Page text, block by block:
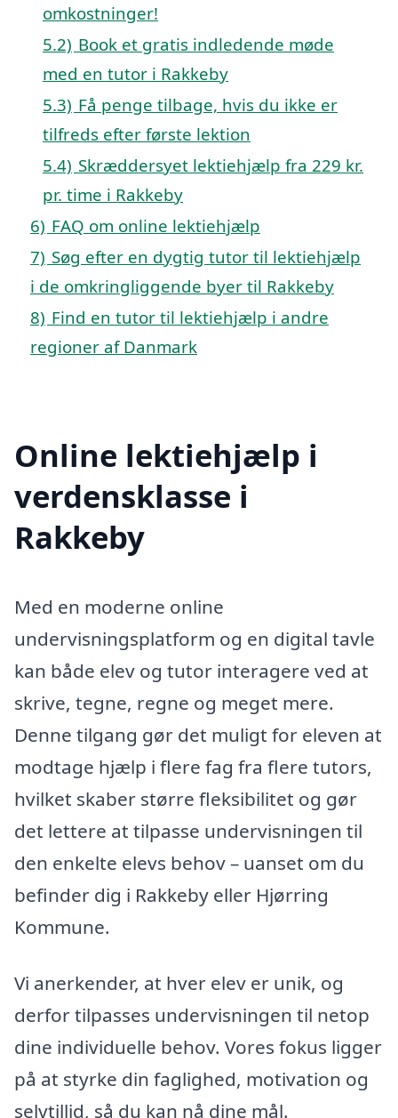
omkostninger!
5.2) Book et gratis indledende møde
med en tutor i Rakkeby
5.3) Få penge tilbage, hvis du ikke er
tilfreds efter første lektion
5.4) Skræddersyet lektiehjælp fra 229 kr.
pr. time i Rakkeby
6) FAQ om online lektiehjælp
7) Søg efter en dygtig tutor til lektiehjælp
i de omkringliggende byer til Rakkeby
8) Find en tutor til lektiehjælp i andre
regioner af Danmark
Online lektiehjælp i
verdensklasse i
Rakkeby
Med en moderne online
undervisningsplatform og en digital tavle
kan både elev og tutor interagere ved at
skrive, tegne, regne og meget mere.
Denne tilgang gør det muligt for eleven at
modtage hjælp i flere fag fra flere tutors,
hvilket skaber større fleksibilitet og gør
det lettere at tilpasse undervisningen til
den enkelte elevs behov – uanset om du
befinder dig i Rakkeby eller Hjørring
Kommune.
Vi anerkender, at hver elev er unik, og
derfor tilpasses undervisningen til netop
dine individuelle behov. Vores fokus ligger
på at styrke din faglighed, motivation og
selvtillid, så du kan nå dine mål.